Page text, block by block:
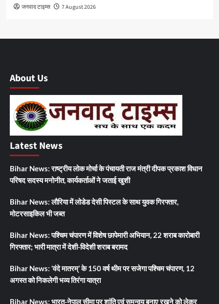
जनवाद टाइम्स 7 August 2026
About Us
Latest News
Bihar News: राष्ट्रीय लोक मोर्चा के पंचायती राज मंत्री दीपक प्रकाश विधान
परिषद सदस्य मनोनीत, कार्यकर्ताओं ने जताई खुशी
Bihar News: लौरिया में लोडेड देसी पिस्टल के साथ युवक गिरफ्तार,
मोटरसाइकिल भी जब्त
Bihar News: पश्चिम चंपारण में विशेष छापेमारी अभियान, 22 शराब कारोबारी
गिरफ्तार; भारी मात्रा में देशी-विदेशी शराब बरामद
Bihar News: ‘वंदे मातरम्’ के 150 वर्ष थीम पर सजेगा पश्चिम चंपारण, 12
अगस्त को निकलेगी भव्य तिरंगा यात्रा
Bihar News: भारत-नेपाल सीमा पर शांति एवं समन्वय बनाए रखने को लेकर